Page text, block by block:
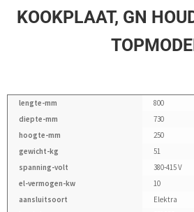
KOOKPLAAT, GN
lengte-mm
800
diepte-mm
730
hoogte-mm
250
gewicht-kg
51
spanning-volt
380-415 V
el-vermogen-kw
10
aansluitsoort
Elektra